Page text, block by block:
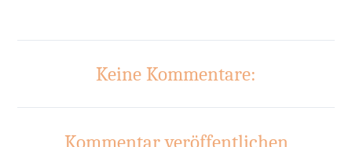
Keine Kommentare:
Kommentar veröffentlichen